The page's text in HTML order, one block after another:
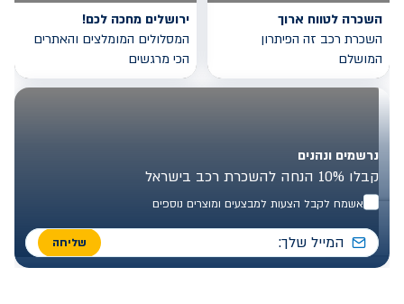
השכרה לטווח ארוך
השכרת רכב זה הפיתרון
המושלם
ירושלים מחכה לכם!
המסלולים המומלצים והאתרים
הכי מרגשים
נרשמים ונהנים
קבלו 10% הנחה להשכרת רכב בישראל
אשמח לקבל הצעות למבצעים ומוצרים נוספים
שליחה